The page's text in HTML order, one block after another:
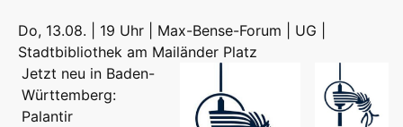
Do, 13.08. | 19 Uhr | Max-Bense-Forum | UG |
Stadtbibliothek am Mailänder Platz
Jetzt neu in Baden-
Württemberg:
Palantir